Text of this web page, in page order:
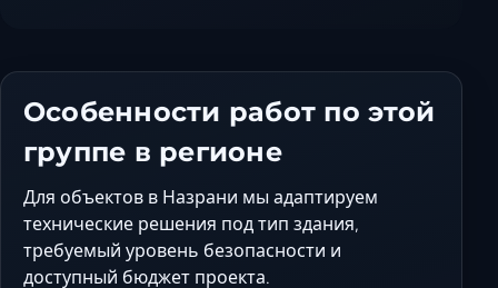
Элиста
Особенности работ по этой
группе в регионе
Для объектов в Назрани мы адаптируем
технические решения под тип здания,
требуемый уровень безопасности и
доступный бюджет проекта.